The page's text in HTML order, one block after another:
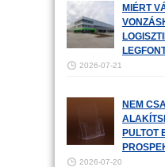
MIÉRT
2026-07-21
NEM
PULTOT
2026-07-20